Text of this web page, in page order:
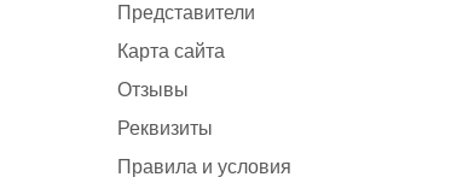
Представители
Карта сайта
Отзывы
Реквизиты
Правила и условия